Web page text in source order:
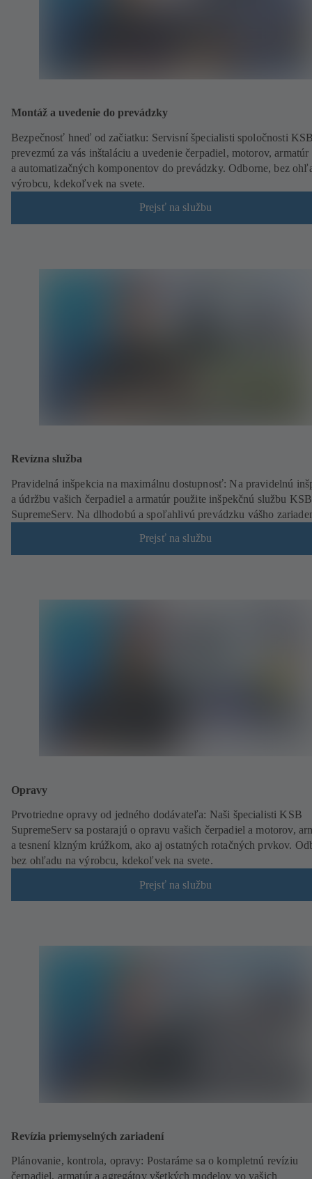
Montáž a uvedenie do prevádzky
Bezpečnosť hneď od začiatku: Servisní špecialisti spoločnosti
prevezmú za vás inštaláciu a uvedenie čerpadiel, motorov, armatúr
a automatizačných komponentov do prevádzky. Odborne, bez
výrobcu, kdekoľvek na svete.
Prejsť na službu
Revízna služba
Pravidelná inšpekcia na maximálnu dostupnosť: Na pravidelnú
a údržbu vašich čerpadiel a armatúr použite inšpekčnú službu KSB
SupremeServ. Na dlhodobú a spoľahlivú prevádzku vášho
Prejsť na službu
Opravy
Prvotriedne opravy od jedného dodávateľa: Naši špecialisti KSB
SupremeServ sa postarajú o opravu vašich čerpadiel a motorov,
a tesnení klzným krúžkom, ako aj ostatných rotačných prvkov.
bez ohľadu na výrobcu, kdekoľvek na svete.
Prejsť na službu
Revízia priemyselných zariadení
Plánovanie, kontrola, opravy: Postaráme sa o kompletnú revíziu
čerpadiel, armatúr a agregátov všetkých modelov vo vašich